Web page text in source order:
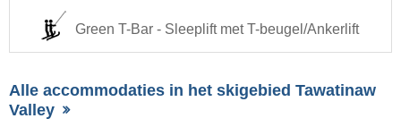
Green T-Bar - Sleeplift met T-beugel/Ankerlift
Alle accommodaties in het skigebied Tawatinaw
Valley